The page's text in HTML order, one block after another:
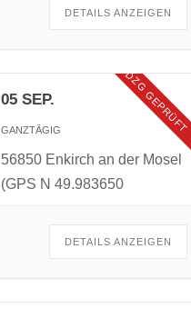
DETAILS ANZEIGEN
05 SEP. DZG GEPRÜFT
GANZTÄGIG
56850 Enkirch an der Mosel
(GPS N 49.983650
DETAILS ANZEIGEN